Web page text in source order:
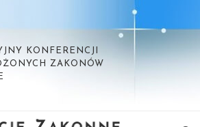
KONFERENCJI
ZAKONÓW